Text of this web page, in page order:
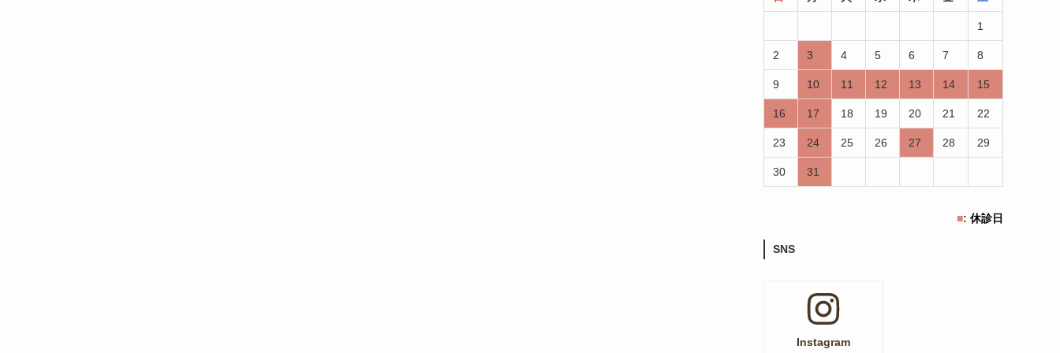
1
2 3 4 5 6 7 8
9 10 11 12 13 14 15
16 17 18 19 20 21 22
23 24 25 26 27 28 29
30 31
■: 休診日
SNS
Instagram